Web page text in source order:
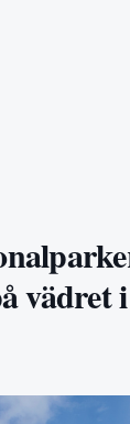
vädret